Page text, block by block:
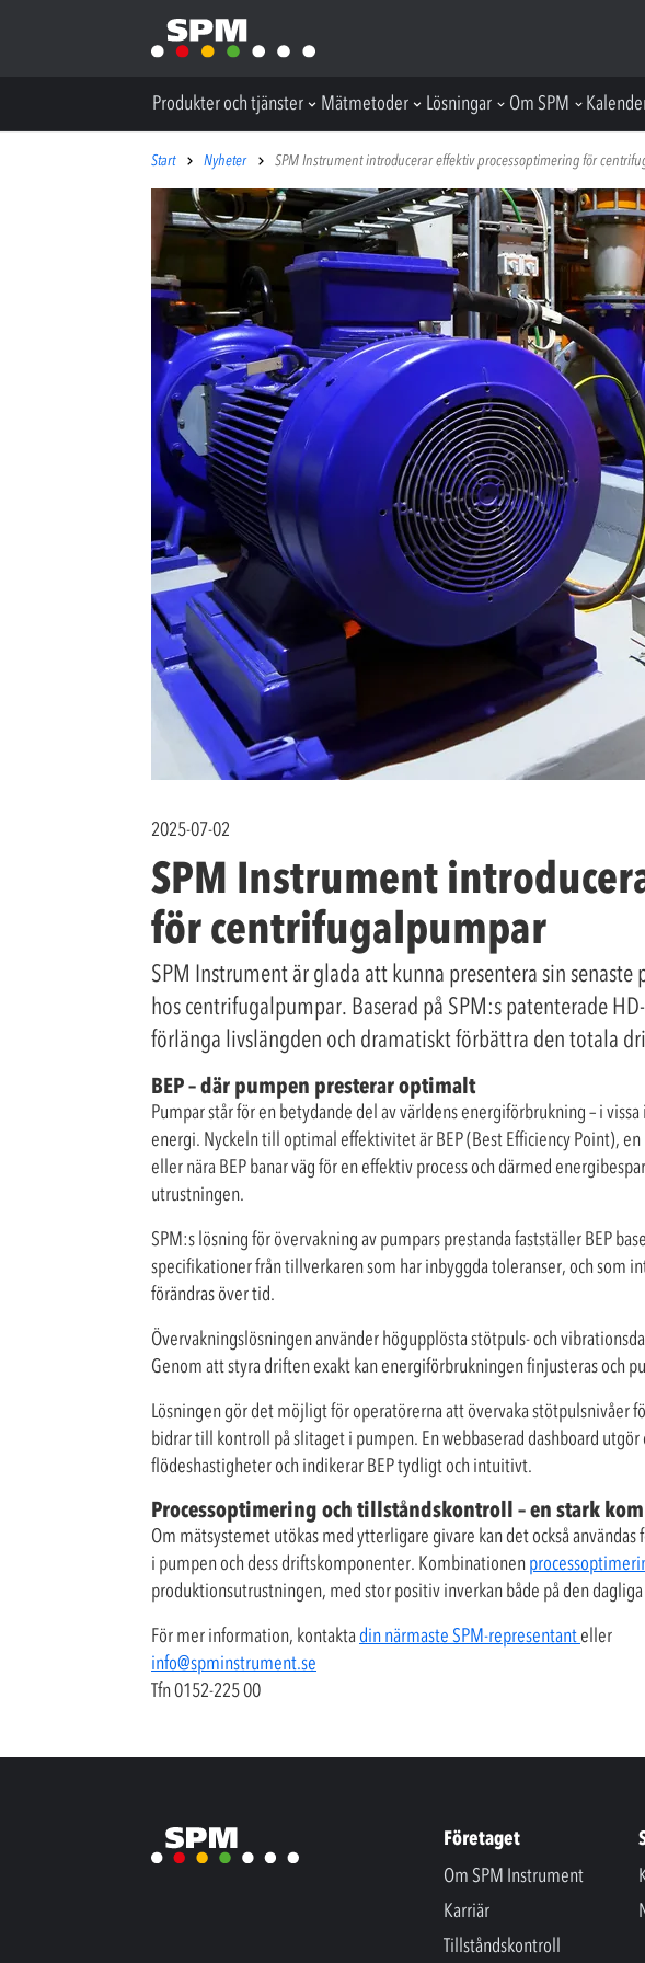
Produkter och tjänster Mätmetoder Lösningar Om SPM
Start Nyheter SPM Instrument introducerar effektiv processoptimering för
2025-07-02
SPM Instrument
för centrifugalpumpar
SPM Instrument är glada att kunna presentera sin
hos centrifugalpumpar. Baserad på SPM:s patenterade
förlänga livslängden och dramatiskt förbättra den totala
BEP – där pumpen presterar optimalt
Pumpar står för en betydande del av världens energiförbrukning – i
energi. Nyckeln till optimal effektivitet är BEP (Best Efficiency Point),
eller nära BEP banar väg för en effektiv process och därmed
utrustningen.
SPM:s lösning för övervakning av pumpars prestanda fastställer BEP
specifikationer från tillverkaren som har inbyggda toleranser, och som
förändras över tid.
Övervakningslösningen använder högupplösta stötpuls- och
Genom att styra driften exakt kan energiförbrukningen finjusteras och
Lösningen gör det möjligt för operatörerna att övervaka
bidrar till kontroll på slitaget i pumpen. En webbaserad dashboard
flödeshastigheter och indikerar BEP tydligt och intuitivt.
Processoptimering och tillståndskontroll – en stark
Om mätsystemet utökas med ytterligare givare kan det också
i pumpen och dess driftskomponenter. Kombinationen
produktionsutrustningen, med stor positiv inverkan både på den
För mer information, kontaktadin närmaste SPM-representanteller
info@spminstrument.se
Tfn 0152-225 00
Företaget
Om SPM Instrument
Karriär
Tillståndskontroll